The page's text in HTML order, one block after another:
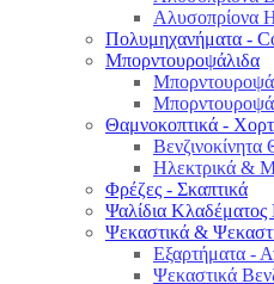
Αλυσοπρίονα
Πολυμηχανήματα -
Μπορντουροψάλιδα
Θαμνοκοπτικά -
Ηλεκτρικά &
Φρέζες - Σκαπτικά
Ψαλίδια Κλαδέματος
Ψεκαστικά &
Εξαρτήματα -
Ψεκαστικά